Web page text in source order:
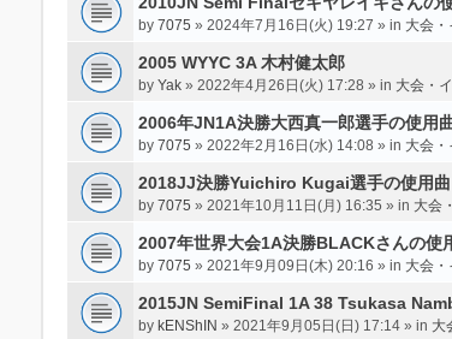
by 7075 » 2024年7月16日(火) 19:27 » in 大会
2005 WYYC 3A 木村健太郎
by Yak» 2022年4月26日(火) 17:28 » in 大会・
2006年JN1A決勝大西真一郎選手の使用
by 7075 » 2022年2月16日(水) 14:08 » in 大会
2018JJ決勝Yuichiro Kugai選手の使用曲
by 7075 » 2021年10月11日(月) 16:35 » in 大会
2007年世界大会1A決勝BLACKさんの使
by 7075 » 2021年9月09日(木) 20:16 » in 大会
2015JN SemiFinal 1A 38 Tsukasa
by kENShIN » 2021年9月05日(日) 17:14 » in 大